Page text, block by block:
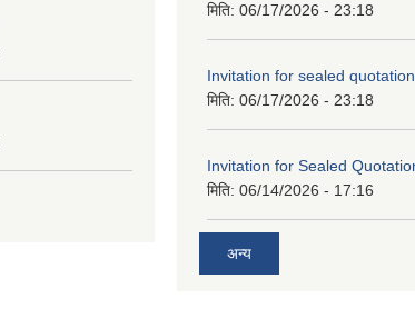
मिति: 06/17/2026 - 23:18
Invitation for sealed quotation
मिति: 06/17/2026 - 23:18
Invitation for Sealed
मिति: 06/14/2026 - 17:16
अन्य